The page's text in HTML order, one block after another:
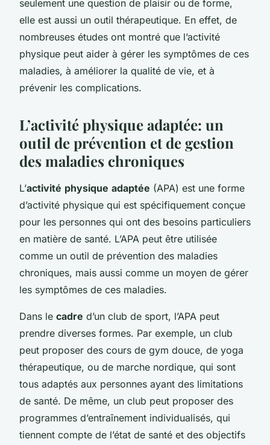
seulement une question de plaisir ou de forme,
elle est aussi un outil thérapeutique. En effet, de
nombreuses études ont montré que l’activité
physique peut aider à gérer les symptômes de ces
maladies, à améliorer la qualité de vie, et à
prévenir les complications.
L’activité physique adaptée: un
outil de prévention et de gestion
des maladies chroniques
L’activité physique adaptée (APA) est une forme
d’activité physique qui est spécifiquement conçue
pour les personnes qui ont des besoins particuliers
en matière de santé. L’APA peut être utilisée
comme un outil de prévention des maladies
chroniques, mais aussi comme un moyen de gérer
les symptômes de ces maladies.
Dans le cadre d’un club de sport, l’APA peut
prendre diverses formes. Par exemple, un club
peut proposer des cours de gym douce, de yoga
thérapeutique, ou de marche nordique, qui sont
tous adaptés aux personnes ayant des limitations
de santé. De même, un club peut proposer des
programmes d’entraînement individualisés, qui
tiennent compte de l’état de santé et des objectifs